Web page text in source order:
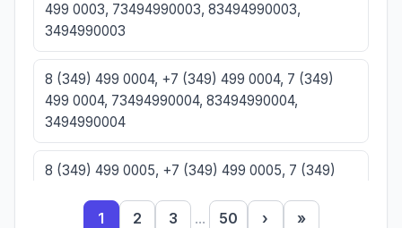
499 0003, 73494990003, 83494990003,
3494990003
8 (349) 499 0004, +7 (349) 499 0004, 7 (349)
499 0004, 73494990004, 83494990004,
3494990004
8 (349) 499 0005, +7 (349) 499 0005, 7 (349)
3494990005
1 2 3 ... 50 › »